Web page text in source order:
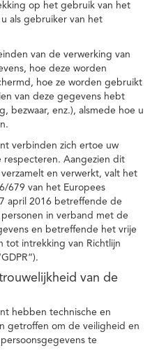
op het gebruik van het
als gebruiker van het
van de verwerking van
hoe deze worden
hoe ze worden gebruikt
van deze gegevens hebt
bezwaar, enz.), alsmede hoe u
verbinden zich ertoe uw
respecteren. Aangezien dit
en verwerkt, valt het
679 van het Europees
april 2016 betreffende de
in verband met de
en betreffende het vrije
tot intrekking van Richtlijn
van de
hebben technische en
getroffen om de veiligheid en
te